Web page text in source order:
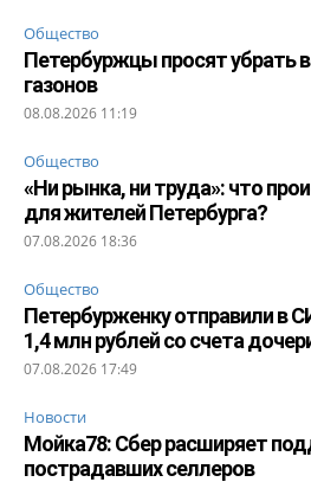
Общество
Петербуржцы просят убрать
газонов
08.08.2026 11:19
Общество
«Ни рынка, ни труда»: что
для жителей Петербурга?
07.08.2026 18:36
Общество
Петербурженку отправили в
1,4 млн рублей со счета
07.08.2026 17:49
Новости
Мойка78: Сбер расширяет
пострадавших селлеров